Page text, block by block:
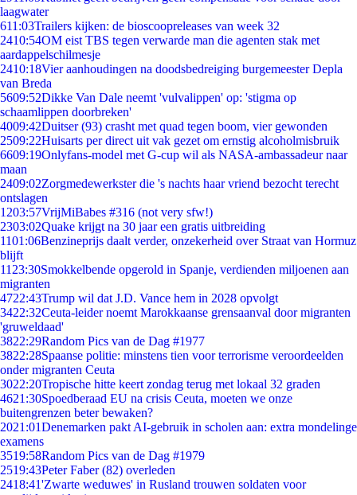
laagwater
611:03Trailers kijken: de bioscoopreleases van week 32
2410:54OM eist TBS tegen verwarde man die agenten stak met
aardappelschilmesje
2410:18Vier aanhoudingen na doodsbedreiging burgemeester Depla
van Breda
5609:52Dikke Van Dale neemt 'vulvalippen' op: 'stigma op
schaamlippen doorbreken'
4009:42Duitser (93) crasht met quad tegen boom, vier gewonden
2509:22Huisarts per direct uit vak gezet om ernstig alcoholmisbruik
6609:19Onlyfans-model met G-cup wil als NASA-ambassadeur naar
maan
2409:02Zorgmedewerkster die 's nachts haar vriend bezocht terecht
ontslagen
1203:57VrijMiBabes #316 (not very sfw!)
2303:02Quake krijgt na 30 jaar een gratis uitbreiding
1101:06Benzineprijs daalt verder, onzekerheid over Straat van Hormuz
blijft
11 23:30Smokkelbende opgerold in Spanje, verdienden miljoenen aan
migranten
4722:43Trump wil dat J.D. Vance hem in 2028 opvolgt
3422:32Ceuta-leider noemt Marokkaanse grensaanval door migranten
'gruweldaad'
3822:29Random Pics van de Dag #1977
3822:28Spaanse politie: minstens tien voor terrorisme veroordeelden
onder migranten Ceuta
3022:20Tropische hitte keert zondag terug met lokaal 32 graden
4621:30Spoedberaad EU na crisis Ceuta, moeten we onze
buitengrenzen beter bewaken?
2021:01Denemarken pakt AI-gebruik in scholen aan: extra mondelinge
examens
3519:58Random Pics van de Dag #1979
2519:43Peter Faber (82) overleden
2418:41'Zwarte weduwes' in Rusland trouwen soldaten voor